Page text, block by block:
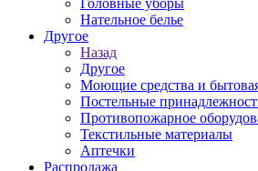
Головные уборы
Нательное белье
Другое
Назад
Другое
Моющие средства и
Постельные
Противопожарное
Текстильные материалы
Аптечки
Распродажа